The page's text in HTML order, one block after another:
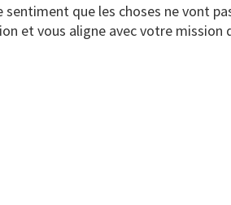
que les choses ne vont
et vous aligne avec votre mission